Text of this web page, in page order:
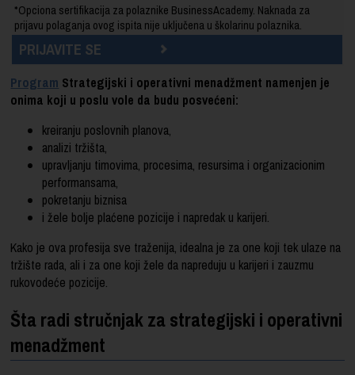
*Opciona sertifikacija za polaznike BusinessAcademy. Naknada za
prijavu polaganja ovog ispita nije uključena u školarinu polaznika.
PRIJAVITE SE
Program Strategijski i operativni menadžment namenjen je
onima koji u poslu vole da budu posvećeni:
kreiranju poslovnih planova,
analizi tržišta,
upravljanju timovima, procesima, resursima i organizacionim
performansama,
pokretanju biznisa
i žele bolje plaćene pozicije i napredak u karijeri.
Kako je ova profesija sve traženija, idealna je za one koji tek ulaze na
tržište rada, ali i za one koji žele da napreduju u karijeri i zauzmu
rukovodeće pozicije.
Šta radi stručnjak za strategijski i operativni
menadžment